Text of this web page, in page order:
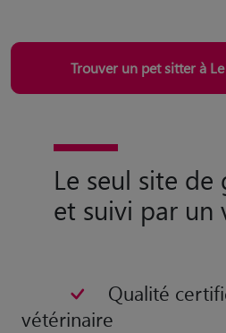
Trouver un pet sitter à
Le seul site
et suivi par un
Qualité
vétérinaire